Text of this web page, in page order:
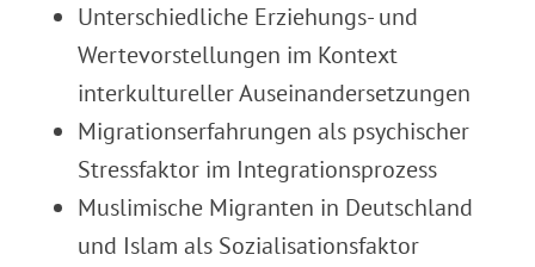
Unterschiedliche Erziehungs- und
Wertevorstellungen im Kontext
interkultureller Auseinandersetzungen
Migrationserfahrungen als psychischer
Stressfaktor im Integrationsprozess
Muslimische Migranten in Deutschland
und Islam als Sozialisationsfaktor